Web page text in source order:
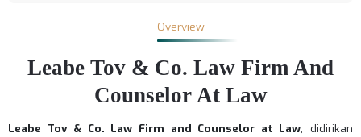
Overview
Leabe Tov & Co. Law Firm And
Counselor At Law
Leabe Tov & Co. Law Firm and Counselor at Law, didirikan